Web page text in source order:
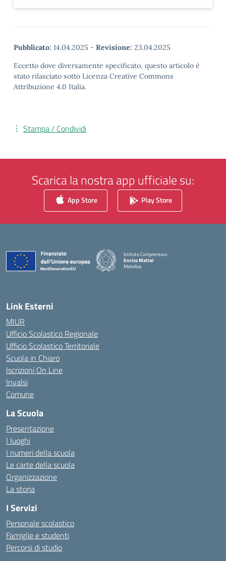
Pubblicato: 14.04.2025 - Revisione: 23.04.2025
Eccetto dove diversamente specificato, questo articolo è
stato rilasciato sotto Licenza Creative Commons
Attribuzione 4.0 Italia.
Stampa / Condividi
Scarica la nostra app ufficiale su:
App Store Play Store
Istituto Comprensivo
Enrico Mattei
Matelica
Link Esterni
MIUR
Ufficio Scolastico Regionale
Ufficio Scolastico Territoriale
Scuola in Chiaro
Iscrizioni On Line
Invalsi
Comune
La Scuola
Presentazione
I luoghi
I numeri della scuola
Le carte della scuola
Organizzazione
La storia
I Servizi
Personale scolastico
Famiglie e studenti
Percorsi di studio